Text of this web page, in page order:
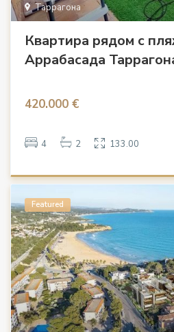
Таррагона
Квартира рядом с
Аррабасада
420.000 €
4 2 133.00
Featured